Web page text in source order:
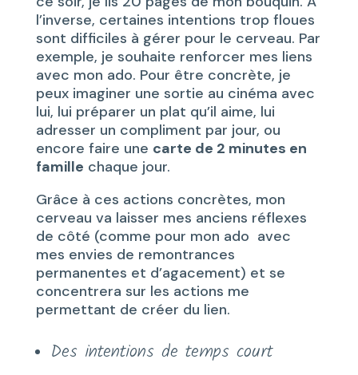
l’inverse, certaines intentions trop floues
sont difficiles à gérer pour le cerveau. Par
exemple, je souhaite renforcer mes liens
avec mon ado. Pour être concrète, je
peux imaginer une sortie au cinéma avec
lui, lui préparer un plat qu’il aime, lui
adresser un compliment par jour, ou
encore faire une carte de 2 minutes en
famille chaque jour.
Grâce à ces actions concrètes, mon
cerveau va laisser mes anciens réflexes
de côté (comme pour mon ado avec
mes envies de remontrances
permanentes et d’agacement) et se
concentrera sur les actions me
permettant de créer du lien.
Des intentions de temps court